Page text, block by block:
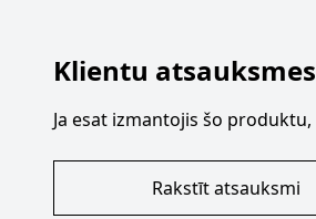
Klientu atsauksmes
Ja esat izmantojis šo
Rakstīt atsauksmi